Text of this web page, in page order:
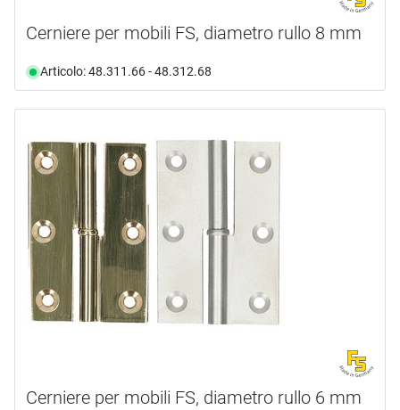
Cerniere per mobili FS, diametro rullo 8 mm
Articolo: 48.311.66 - 48.312.68
Cerniere per mobili FS, diametro rullo 6 mm